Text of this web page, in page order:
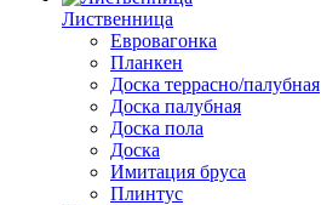
Лиственница
Евровагонка
Планкен
Доска террасно/палубная
Доска палубная
Доска пола
Доска
Имитация бруса
Плинтус